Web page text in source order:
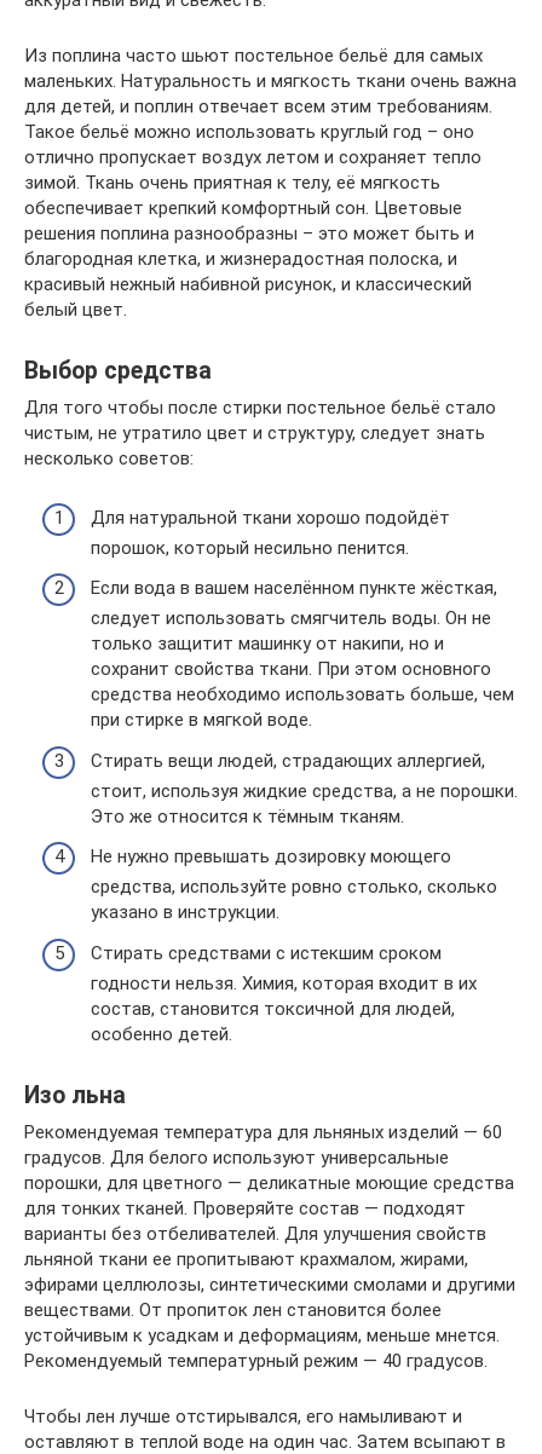
Из поплина часто шьют постельное бельё для самых
маленьких. Натуральность и мягкость ткани очень важна
для детей, и поплин отвечает всем этим требованиям.
Такое бельё можно использовать круглый год – оно
отлично пропускает воздух летом и сохраняет тепло
зимой. Ткань очень приятная к телу, её мягкость
обеспечивает крепкий комфортный сон. Цветовые
решения поплина разнообразны – это может быть и
благородная клетка, и жизнерадостная полоска, и
красивый нежный набивной рисунок, и классический
белый цвет.
Выбор средства
Для того чтобы после стирки постельное бельё стало
чистым, не утратило цвет и структуру, следует знать
несколько советов:
Для натуральной ткани хорошо подойдёт
порошок, который несильно пенится.
Если вода в вашем населённом пункте жёсткая,
следует использовать смягчитель воды. Он не
только защитит машинку от накипи, но и
сохранит свойства ткани. При этом основного
средства необходимо использовать больше, чем
при стирке в мягкой воде.
Стирать вещи людей, страдающих аллергией,
стоит, используя жидкие средства, а не порошки.
Это же относится к тёмным тканям.
Не нужно превышать дозировку моющего
средства, используйте ровно столько, сколько
указано в инструкции.
Стирать средствами с истекшим сроком
годности нельзя. Химия, которая входит в их
состав, становится токсичной для людей,
особенно детей.
Изо льна
Рекомендуемая температура для льняных изделий — 60
градусов. Для белого используют универсальные
порошки, для цветного — деликатные моющие средства
для тонких тканей. Проверяйте состав — подходят
варианты без отбеливателей. Для улучшения свойств
льняной ткани ее пропитывают крахмалом, жирами,
эфирами целлюлозы, синтетическими смолами и другими
веществами. От пропиток лен становится более
устойчивым к усадкам и деформациям, меньше мнется.
Рекомендуемый температурный режим — 40 градусов.
Чтобы лен лучше отстирывался, его намыливают и
оставляют в теплой воде на один час. Затем всыпают в